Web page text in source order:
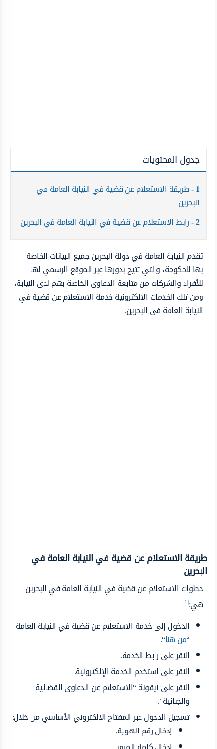
جدول المحتويات
1 طريقة الاستعلام عن قضية في النيابة العامة في
البحرين
2 رابط الاستعلام عن قضية في النيابة العامة في البحرين
تقدم النيابة العامة في دولة البحرين جميع البيانات الخاصة
بها للحكومة، والتي تتيح بدورها عبر الموقع الرسمي لها
للأفراد والشركات من متابعة الدعاوى الخاصة بهم لدى النيابة،
ومن تلك الخدمات الالكترونية خدمة الاستعلام عن قضية في
النيابة العامة في البحرين.
طريقة الاستعلام عن قضية في النيابة العامة في
البحرين
خطوات الاستعلام عن قضية في النيابة العامة في البحرين
هي:[1]
الدخول إلى خدمة الاستعلام عن قضية في النيابة العامة
“من هنا“.
النقر على رابط الخدمة.
النقر على استخدم الخدمة الإلكترونية.
النقر على أيقونة “الاستعلام عن الدعاوى القضائية
والجنائية”.
تسجيل الدخول عبر المفتاح الإلكتروني الأساسي من خلال:
إدخال رقم الهوية.